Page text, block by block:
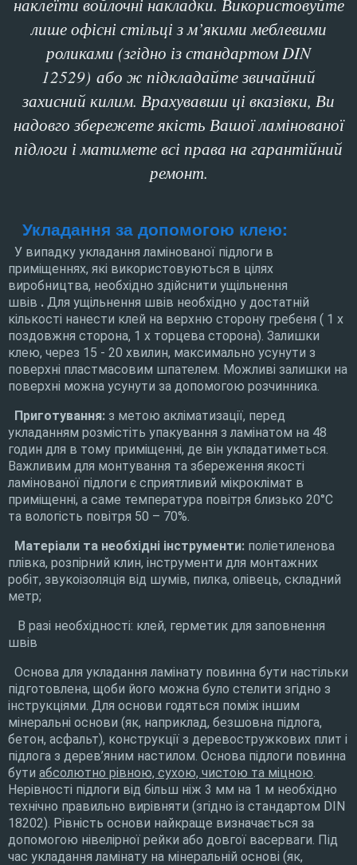
наклеїти войлочні накладки. Використовуйте
лише офісні стільці з м’якими меблевими
роликами (згідно із стандартом DIN
12529) або ж підкладайте звичайний
захисний килим. Врахувавши ці вказівки, Ви
надовго збережете якість Вашої ламінованої
підлоги і матимете всі права на гарантійний
ремонт.
Укладання за допомогою клею:
У випадку укладання ламінованої підлоги в
приміщеннях, які використовуються в цілях
виробництва, необхідно здійснити ущільнення
швів . Для ущільнення швів необхідно у достатній
кількості нанести клей на верхню сторону гребеня ( 1 x
поздовжня сторона, 1 x торцева сторона). Залишки
клею, через 15 - 20 хвилин, максимально усунути з
поверхні пластмасовим шпателем. Можливі залишки на
поверхні можна усунути за допомогою розчинника.
Приготування: з метою акліматизації, перед
укладанням розмістіть упакування з ламінатом на 48
годин для в тому приміщенні, де він укладатиметься.
Важливим для монтування та збереження якості
ламінованої підлоги є сприятливий мікроклімат в
приміщенні, а саме температура повітря близько 20°C
та вологість повітря 50 – 70%.
Матеріали та необхідні інструменти: поліетиленова
плівка, розпірний клин, інструменти для монтажних
робіт, звукоізоляція від шумів, пилка, олівець, складний
метр;
В разі необхідності: клей, герметик для заповнення
швів
Основа для укладання ламінату повинна бути настільки
підготовлена, щоби його можна було стелити згідно з
інструкціями. Для основи годяться поміж іншим
мінеральні основи (як, наприклад, безшовна підлога,
бетон, асфальт), конструкції з деревостружкових плит і
підлога з дерев’яним настилом. Основа підлоги повинна
бути абсолютно рівною, сухою, чистою та міцною.
Нерівності підлоги від більш ніж 3 мм на 1 м необхідно
технічно правильно вирівняти (згідно із стандартом DIN
18202). Рівність основи найкраще визначається за
допомогою нівелірної рейки або довгої васерваги. Під
час укладання ламінату на мінеральній основі (як,